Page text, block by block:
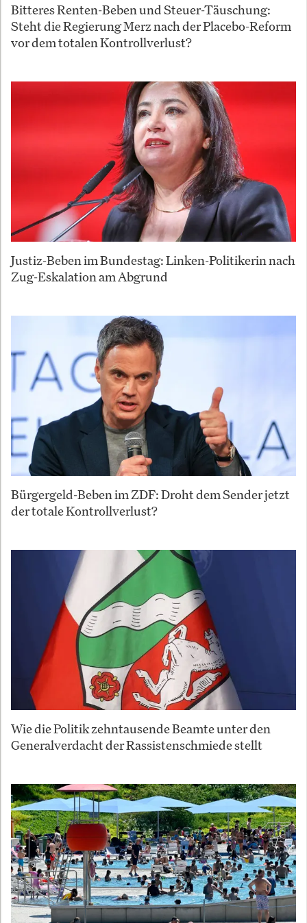
Bitteres Renten-Beben und Steuer-Täuschung:
Steht die Regierung Merz nach der Placebo-Reform
vor dem totalen Kontrollverlust?
Justiz-Beben im Bundestag: Linken-Politikerin nach
Zug-Eskalation am Abgrund
Bürgergeld-Beben im ZDF: Droht dem Sender jetzt
der totale Kontrollverlust?
Wie die Politik zehntausende Beamte unter den
Generalverdacht der Rassistenschmiede stellt